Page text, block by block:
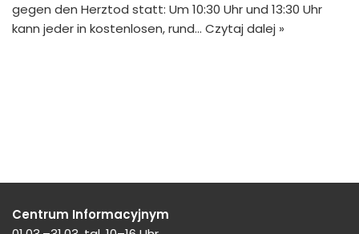
gegen den Herztod statt: Um 10:30 Uhr und 13:30 Uhr
kann jeder in kostenlosen, rund… Czytaj dalej »
Centrum Informacyjnym